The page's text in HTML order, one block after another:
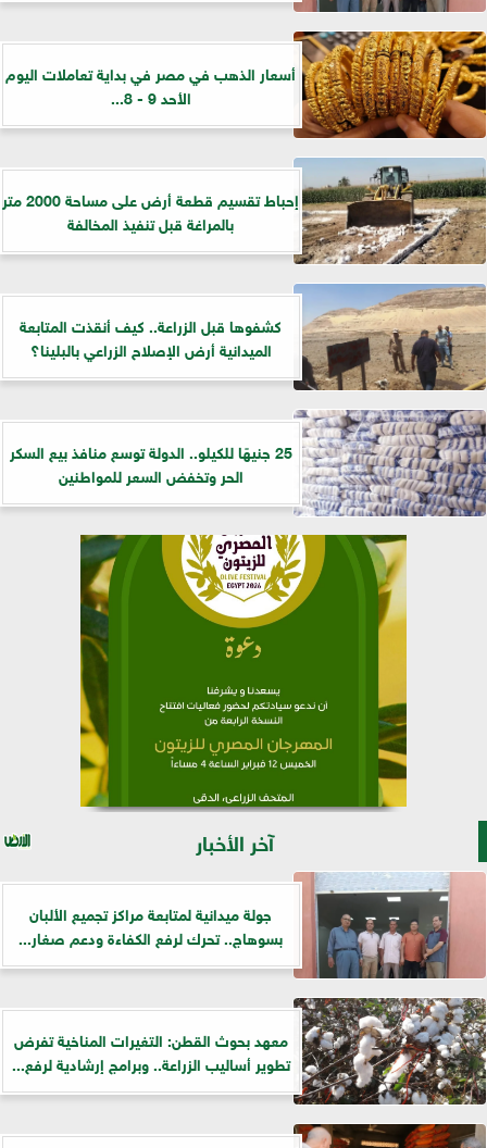
أسعار الذهب في مصر في بداية تعاملات اليوم
الأحد 9 - 8...
إحباط تقسيم قطعة أرض على مساحة 2000 متر
بالمراغة قبل تنفيذ المخالفة
كشفوها قبل الزراعة.. كيف أنقذت المتابعة
الميدانية أرض الإصلاح الزراعي بالبلينا؟
25 جنيهًا للكيلو.. الدولة توسع منافذ بيع السكر
الحر وتخفض السعر للمواطنين
آخر الأخبار
جولة ميدانية لمتابعة مراكز تجميع الألبان
بسوهاج.. تحرك لرفع الكفاءة ودعم صغار...
معهد بحوث القطن: التغيرات المناخية تفرض
تطوير أساليب الزراعة.. وبرامج إرشادية لرفع...